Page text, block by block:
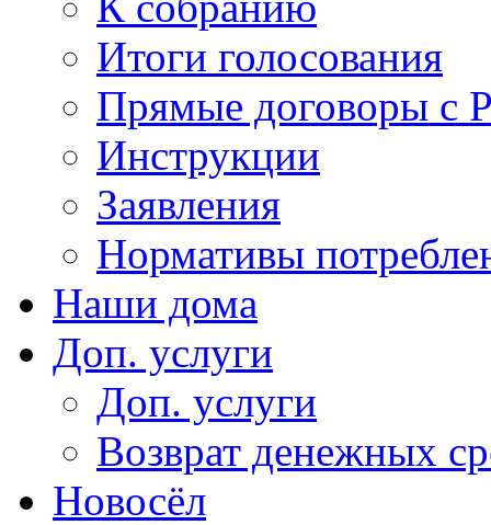
Итоги голосования
Прямые договоры с
Инструкции
Заявления
Нормативы
Наши дома
Доп. услуги
Доп. услуги
Возврат денежных
Новосёл